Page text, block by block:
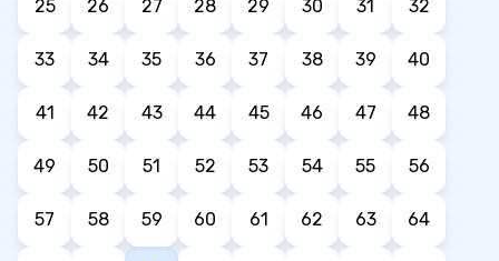
25 26 27 28 29 30 31 32
33 34 35 36 37 38 39 40
41 42 43 44 45 46 47 48
49 50 51 52 53 54 55 56
57 58 59 60 61 62 63 64